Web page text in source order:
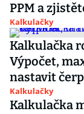
PPM a
Kalkulačky
Kalkulačka
Výpočet,
nastavit
Kalkulačky
Kalkulačka